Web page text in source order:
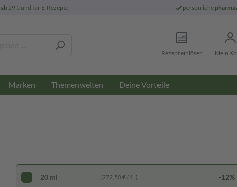
ab 29 € und für E-Rezepte persönliche
Rezept einlösen Mein
Marken Themenwelten Deine Vorteile
20 ml (272,50 € / 1 l) -12%